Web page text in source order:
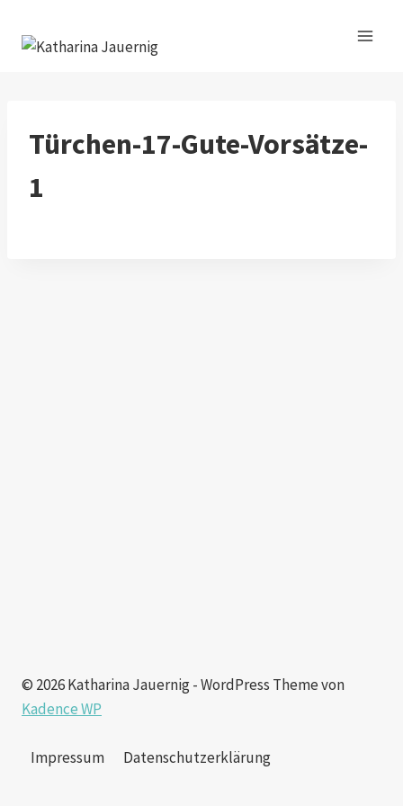
Inhalt
Türchen-17-Gute-Vorsätze-
1
© 2026 Katharina Jauernig - WordPress Theme von
Kadence WP
Impressum Datenschutzerklärung